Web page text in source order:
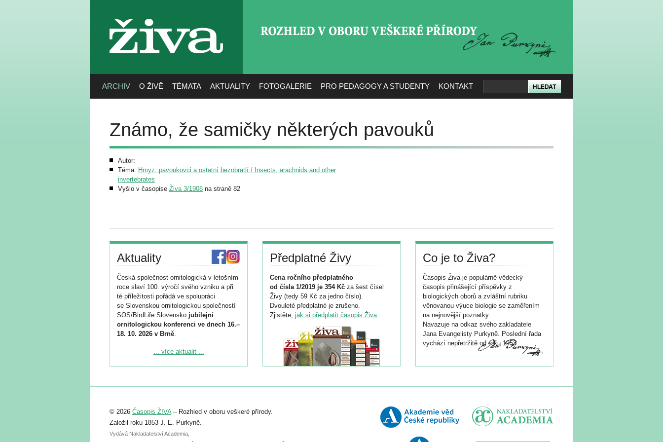
živa
ARCHIV O ŽIVĚ TÉMATA AKTUALITY FOTOGALERIE PRO PEDAGOGY A STUDENTY KONTAKT
Známo, že samičky některých pavouků
Autor:
Téma: Hmyz, pavoukovci a ostatní bezobratlí / Insects, arachnids and other
invertebrates
Vyšlo v časopise Živa 3/1908 na straně 82
Aktuality
Česká společnost ornitologická v letošním
roce slaví 100. výročí svého vzniku a při
té příležitosti pořádá ve spolupráci
se Slovenskou ornitologickou společností
SOS/BirdLife Slovensko jubilejní
ornitologickou konferenci ve dnech 16.–
18. 10. 2026 v Brně.
Podrobnější informace ke konferenci
Registrovat se můžete do 6. září.
abstraktu přihlášené přednášky nebo
posteru je už 30. června.
... více aktualit ...
Předplatné Živy
Cena ročního předplatného
od čísla 1/2019 je 354 Kč za šest čísel
Živy (tedy 59 Kč za jedno číslo).
Dvouleté předplatné je zrušeno.
Zjistěte, jak si předplatit časopis Živa.
Co je to Živa?
Časopis Živa je populárně vědecký
časopis přinášející příspěvky z
biologických oborů a zvláštní rubriku
věnovanou výuce biologie se zaměřením
na nejnovější poznatky.
Navazuje na odkaz svého zakladatele
Jana Evangelisty Purkyně. Poslední řada
vychází nepřetržitě od roku 1953.
© 2026 Časopis ŽIVA– Rozhled v oboru veškeré přírody.
Založil roku 1853 J. E. Purkyně.
Vydává Nakladatelství Academia,